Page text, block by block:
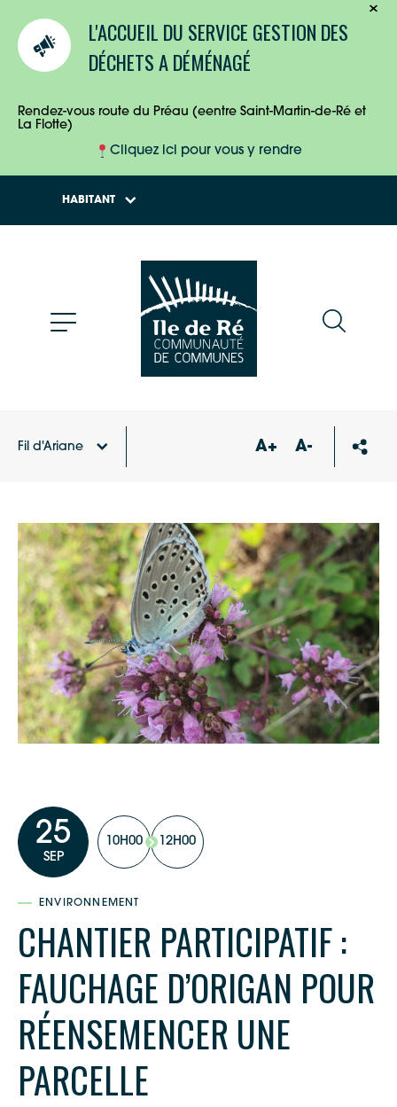
L'ACCUEIL DU SERVICE GESTION DES
DÉCHETS A DÉMÉNAGÉ
Rendez-vous route du Préau (eentre Saint-Martin-de-Ré et
La Flotte)
Cliquez ici pour vous y rendre
HABITANT
ENTREPRISES
Fil d'Ariane A+ A-
25
SEP
10H00 12H00
ENVIRONNEMENT
CHANTIER PARTICIPATIF :
FAUCHAGE D’ORIGAN POUR
RÉENSEMENCER UNE
PARCELLE